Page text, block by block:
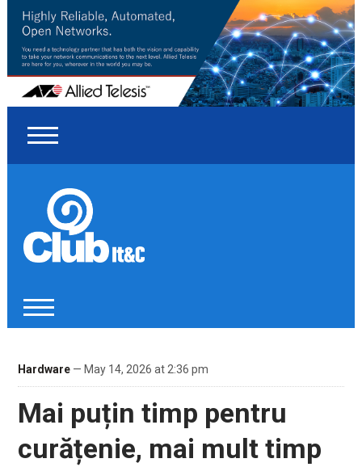
Hardware— May 14, 2026 at 2:36 pm
Mai puțin timp pentru
curățenie, mai mult timp